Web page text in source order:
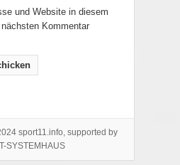
und Website in diesem
Kommentar
sport11.info, supported by
SYSTEMHAUS